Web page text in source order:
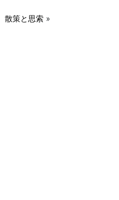
散策と思索 »